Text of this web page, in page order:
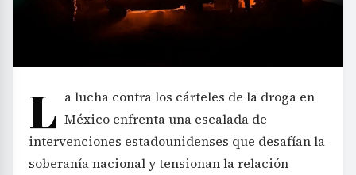
L a lucha contra los cárteles de la droga en
México enfrenta una escalada de
intervenciones estadounidenses que desafían la
soberanía nacional y tensionan la relación